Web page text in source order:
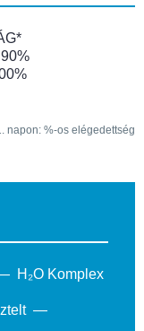
%-os elégedettség
H₂O Komplex